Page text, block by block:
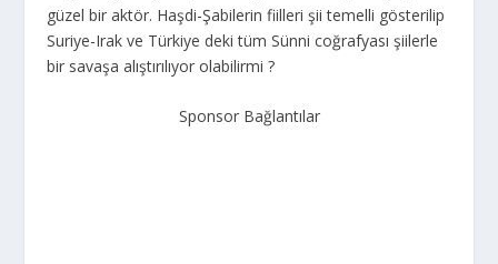
güzel bir aktör. Haşdi-Şabilerin fiilleri şii temelli gösterilip
Suriye-Irak ve Türkiye deki tüm Sünni coğrafyası şiilerle
bir savaşa alıştırılıyor olabilirmi ?
Sponsor Bağlantılar